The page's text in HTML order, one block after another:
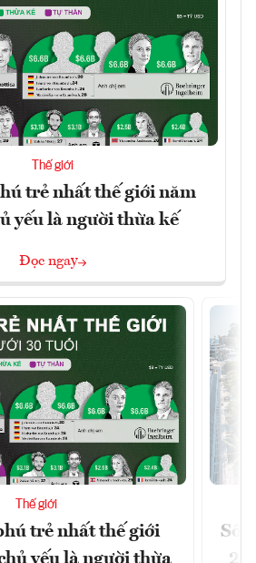
Thế giới
trẻ nhất thế giới năm
yếu là người thừa kế
Đọc ngay
Thế giới
trẻ nhất thế giới
yếu là người thừa
Số